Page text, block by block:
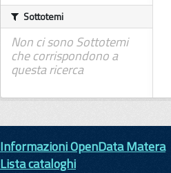
Sottotemi
Non ci sono Sottotemi
che corrispondono a
questa ricerca
Informazioni OpenData Matera
Lista cataloghi